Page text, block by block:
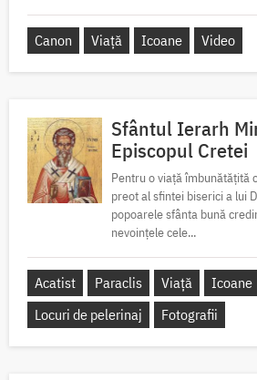
Canon Viață Icoane Video
Sfântul Ierarh
Episcopul Cretei
Pentru o viață îmbunătățită
preot al sfintei biserici a lui
popoarele sfânta bună
nevoințele cele...
Acatist Paraclis Viață Icoane
Locuri de pelerinaj
Fotografii